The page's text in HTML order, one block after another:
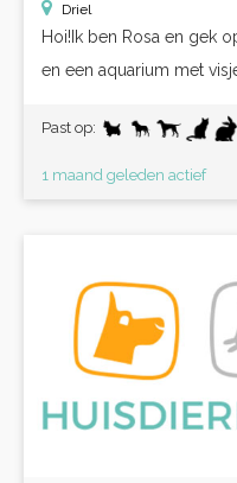
Driel
Hoi!Ik ben Rosa en gek
en een aquarium met
Past op:
1 maand geleden actief